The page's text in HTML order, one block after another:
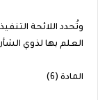
وتُحدد اللائحة
العلم بها لذوي
المادة (6)